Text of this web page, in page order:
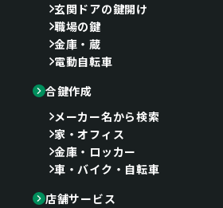
玄関ドアの鍵開け
職場の鍵
金庫・蔵
電動自転車
合鍵作成
メーカー名から検索
家・オフィス
金庫・ロッカー
車・バイク・自転車
店舗サービス